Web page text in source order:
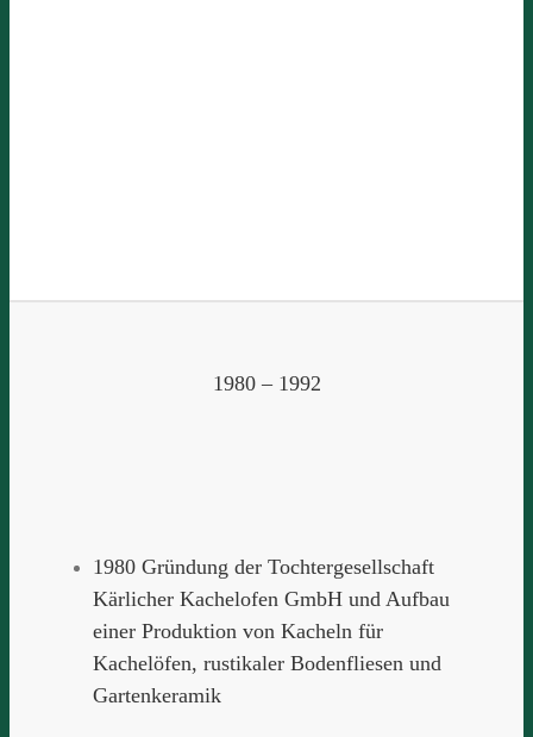
1980 – 1992
1980 Gründung der Tochtergesellschaft
Kärlicher Kachelofen GmbH und Aufbau
einer Produktion von Kacheln für
Kachelöfen, rustikaler Bodenfliesen und
Gartenkeramik